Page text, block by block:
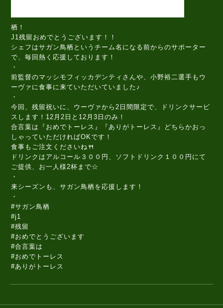
栖！
J1残留おめでとうございます！！
シェフはサガン鳥栖というチーム名になる前からのサポーター
で、毎回熱く応援しております！
・
前監督のマッシモフィッカデンティさんや、小野裕二選手もウ
ーヴァに食事に来ていただいていました♪
・
今回、残留祝いに、ウーヴァから2日間限定で、ドリンクサービ
スします！12月2日と12月3日のみ！
合言葉は『おめでトーレス』『ありがトーレス』どちらかおっ
しゃっていただければOKです！
食事もご注文くださいね🍴
ドリンクはアルコール３００円、ソフトドリンク１００円にて
ご提供、お一人様2杯まで☆
・
来シーズンも、サガン鳥栖を応援します！
・
#サガン鳥栖
#j1
#残留
#おめでとうございます
#合言葉は
#おめでトーレス
#ありがトーレス